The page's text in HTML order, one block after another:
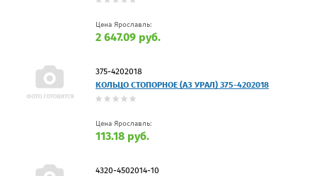
Цена Ярославль:
2 647.09 руб.
375-4202018
КОЛЬЦО СТОПОРНОЕ (АЗ УРАЛ) 375-4202018
Цена Ярославль:
113.18 руб.
4320-4502014-10